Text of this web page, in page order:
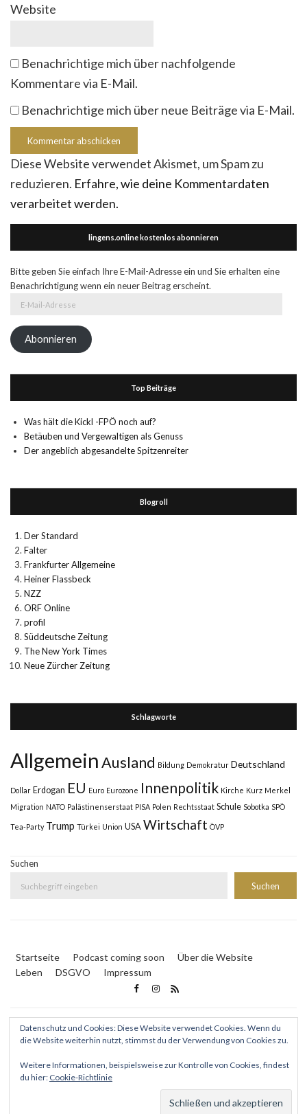
Website
Benachrichtige mich über nachfolgende
Kommentare via E-Mail.
Benachrichtige mich über neue Beiträge via E-Mail.
Diese Website verwendet Akismet, um Spam zu
reduzieren. Erfahre, wie deine Kommentardaten
verarbeitet werden.
lingens.online kostenlos abonnieren
Bitte geben Sie einfach Ihre E-Mail-Adresse ein und Sie erhalten eine
Benachrichtigung wenn ein neuer Beitrag erscheint.
Adresse
Abonnieren
Top Beiträge
Was hält die Kickl -FPÖ noch auf?
Betäuben und Vergewaltigen als Genuss
Der angeblich abgesandelte Spitzenreiter
Blogroll
Der Standard
Falter
Frankfurter Allgemeine
Heiner Flassbeck
NZZ
ORF Online
profil
Süddeutsche Zeitung
The New York Times
Neue Zürcher Zeitung
Schlagworte
AllgemeinAusland Bildung Demokratur Deutschland
Dollar Erdogan EU Euro Eurozone Innenpolitik Kirche Kurz Merkel
Migration NATO Palästinenserstaat PISA Polen Rechtsstaat Schule Sobotka SPÖ
Tea-Party Trump Türkei Union USA Wirtschaft ÖVP
Suchen
Suchen
Startseite Podcast coming soon
Über die Website
Leben
DSGVO Impressum
© 2024 www.Lingens.online - Peter Michael Lingens
|Inserate: ad2book media
Datenschutz und Cookies: Diese Website verwendet Cookies. Wenn du
die Website weiterhin nutzt, stimmst du der Verwendung von Cookies zu.
Weitere Informationen, beispielsweise zur Kontrolle von Cookies, findest
du hier: Cookie-Richtlinie